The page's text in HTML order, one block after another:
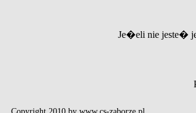
Je�eli nie jeste�